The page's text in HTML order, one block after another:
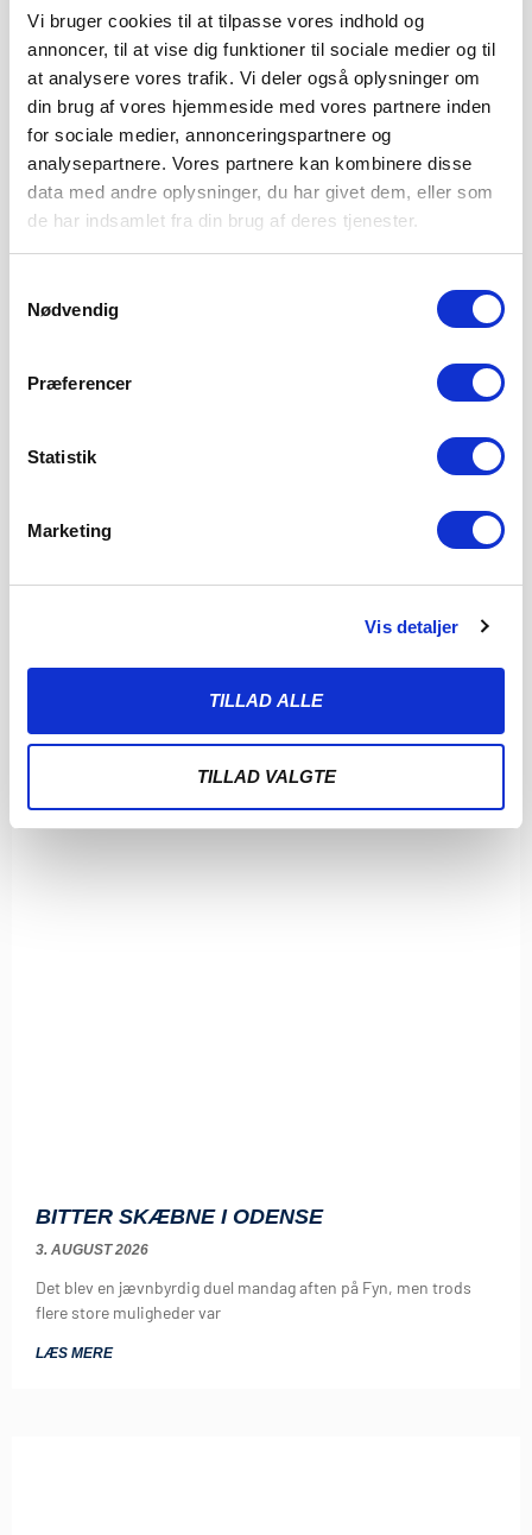
Vi bruger cookies til at tilpasse vores indhold og
annoncer, til at vise dig funktioner til sociale medier og til
at analysere vores trafik. Vi deler også oplysninger om
din brug af vores hjemmeside med vores partnere inden
for sociale medier, annonceringspartnere og
analysepartnere. Vores partnere kan kombinere disse
data med andre oplysninger, du har givet dem, eller som
de har indsamlet fra din brug af deres tjenester.
Nødvendig
Præferencer
Statistik
Marketing
Vis detaljer
TILLAD ALLE
TILLAD VALGTE
SØNDERJYSKE FODBOLD HENTER
4. AUGUST 2026
Tambedou, der er topscorer i den estiske liga.
BITTER SKÆBNE I ODENSE
3. AUGUST 2026
Det blev en jævnbyrdig duel mandag aften på Fyn, men trods
flere store muligheder var
LÆS MERE